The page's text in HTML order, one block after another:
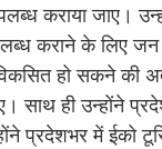
कराया जाए।
कराने के लिए
हो सकने की
साथ ही उन्होंने
प्रदेशभर में ईको